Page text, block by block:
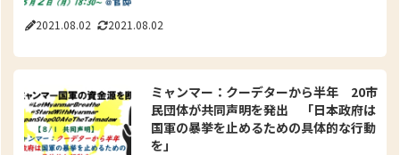
2021.08.02 2021.08.02
ミャンマー：クーデターから半年 20市
民団体が共同声明を発出 「日本政府は
国軍の暴挙を止めるための具体的な行動
を」